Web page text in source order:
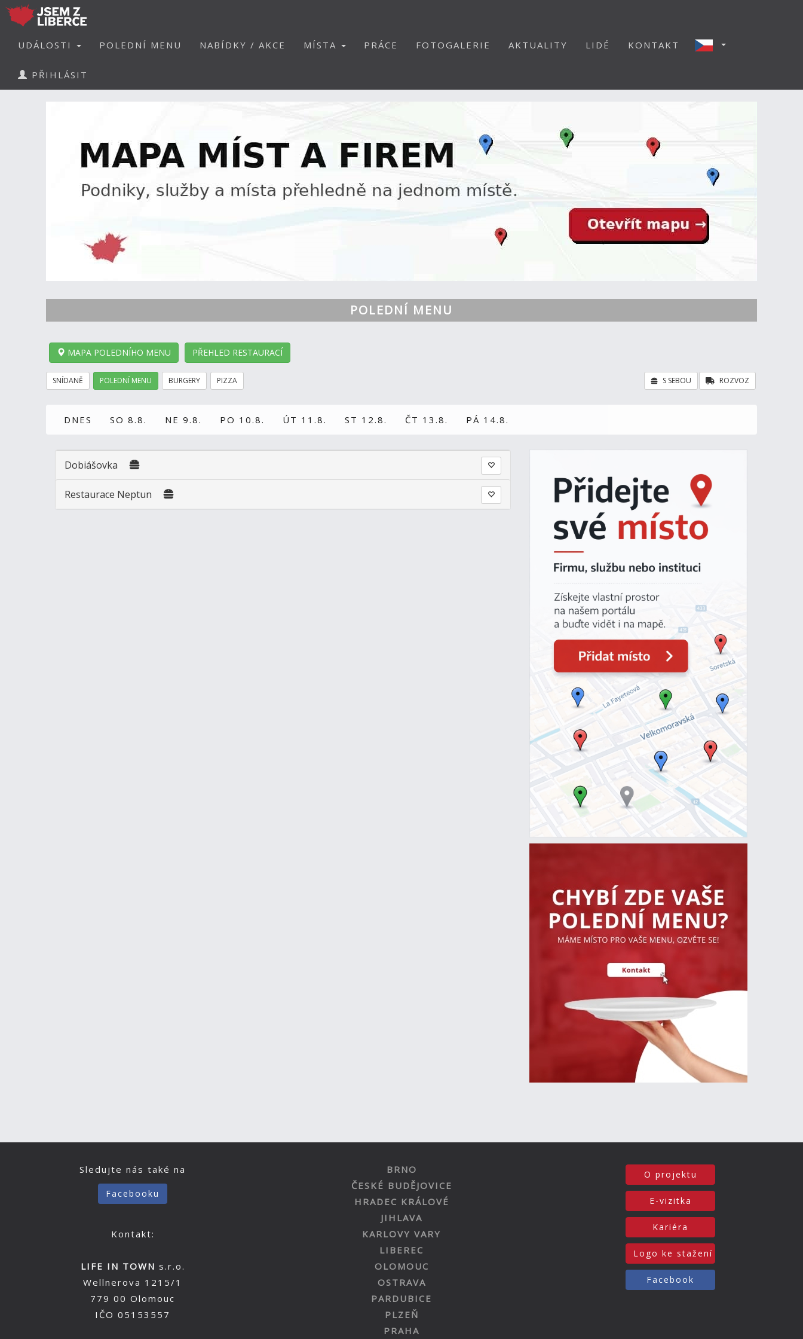
UDÁLOSTI POLEDNÍ MENU NABÍDKY / AKCE MÍSTA PRÁCE FOTOGALERIE AKTUALITY LIDÉ KONTAKT
PŘIHLÁSIT
POLEDNÍ MENU
MAPA POLEDNÍHO MENU PŘEHLED RESTAURACÍ
SNÍDANĚ POLEDNÍ MENU BURGERY PIZZA ROZVOZ
S SEBOU
DNES SO 8.8. NE 9.8. PO 10.8. ÚT 11.8. ST 12.8. ČT 13.8. PÁ 14.8.
Dobiášovka
Restaurace Neptun
Sledujte nás také na
Facebooku
Kontakt:
LIFE IN TOWN s.r.o.
Wellnerova 1215/1
779 00 Olomouc
IČO 05153557
BRNO
ČESKÉ BUDĚJOVICE
HRADEC KRÁLOVÉ
JIHLAVA
KARLOVY VARY
LIBEREC
OLOMOUC
OSTRAVA
PARDUBICE
PLZEŇ
PRAHA
O projektu
E-vizitka
Kariéra
Logo ke stažení
Facebook